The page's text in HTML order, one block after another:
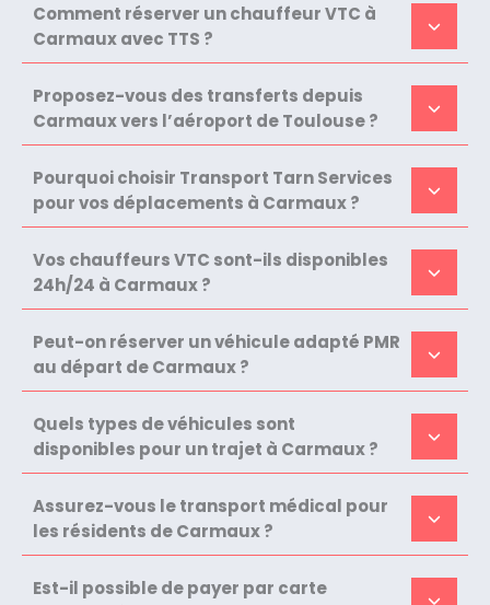
Comment réserver un chauffeur VTC à
Carmaux avec TTS ?
Proposez-vous des transferts depuis
Carmaux vers l’aéroport de Toulouse ?
Pourquoi choisir Transport Tarn Services
pour vos déplacements à Carmaux ?
Vos chauffeurs VTC sont-ils disponibles
24h/24 à Carmaux ?
Peut-on réserver un véhicule adapté PMR
au départ de Carmaux ?
Quels types de véhicules sont
disponibles pour un trajet à Carmaux ?
Assurez-vous le transport médical pour
les résidents de Carmaux ?
Est-il possible de payer par carte